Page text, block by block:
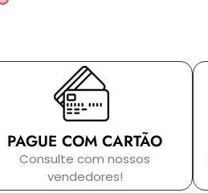
PAGUE COM CARTÃO
Consulte com nossos
vendedores!